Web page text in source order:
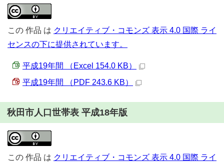
この 作品 は クリエイティブ・コモンズ 表示 4.0 国際 ライ
センスの下に提供されています。
平成19年間 （Excel 154.0 KB）
平成19年間 （PDF 243.6 KB）
秋田市人口世帯表 平成18年版
この 作品 は クリエイティブ・コモンズ 表示 4.0 国際 ライ